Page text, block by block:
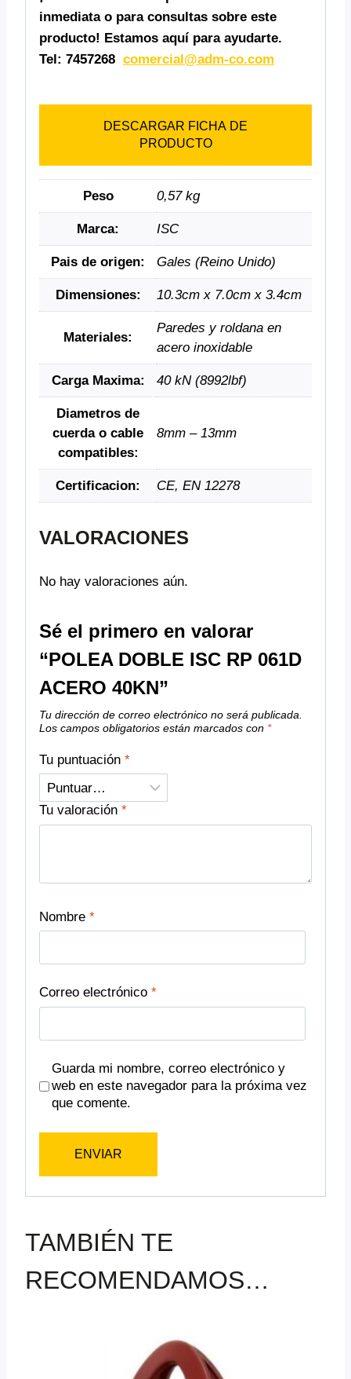
inmediata o para consultas sobre este
producto! Estamos aquí para ayudarte.
Tel: 7457268 comercial@adm-co.com
DESCARGAR FICHA DE
PRODUCTO
Peso 0,57 kg
Marca: ISC
Pais de origen: Gales (Reino Unido)
Dimensiones: 10.3cm x 7.0cm x 3.4cm
Materiales:
Paredes y roldana en
acero inoxidable
Carga Maxima: 40 kN (8992lbf)
Diametros de
cuerda o cable
compatibles:
8mm – 13mm
Certificacion: CE, EN 12278
VALORACIONES
No hay valoraciones aún.
Sé el primero en valorar
“POLEA DOBLE ISC RP 061D
ACERO 40KN”
Tu dirección de correo electrónico no será publicada.
Los campos obligatorios están marcados con *
Tu puntuación *
Tu valoración *
Nombre *
Correo electrónico *
Guarda mi nombre, correo electrónico y
web en este navegador para la próxima vez
que comente.
TAMBIÉN TE
RECOMENDAMOS…